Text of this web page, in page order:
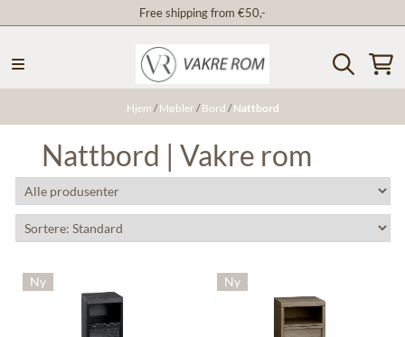
Free shipping from €50,-
Hjem /Møbler /Bord /Nattbord
Nattbord | Vakre rom
Ny Ny